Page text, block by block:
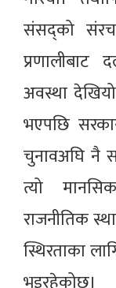
संसद्को
अवस्था
भएपछि
चुनावअघि नै
त्यो
राजनीतिक
स्थिरताका